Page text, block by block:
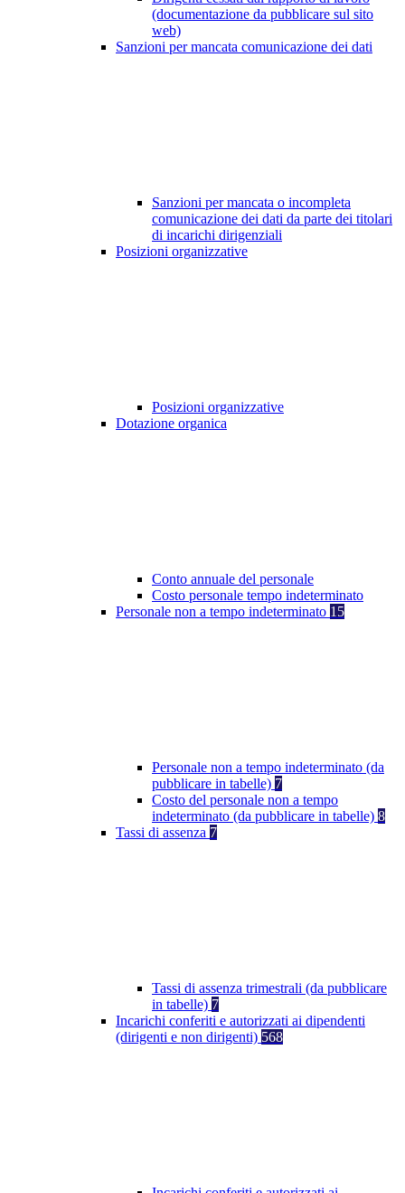
(documentazione da pubblicare sul sito
web)
Sanzioni per mancata comunicazione dei dati
Sanzioni per mancata o incompleta
comunicazione dei dati da parte dei titolari
di incarichi dirigenziali
Posizioni organizzative
Posizioni organizzative
Dotazione organica
Conto annuale del personale
Costo personale tempo indeterminato
Personale non a tempo indeterminato 15
Personale non a tempo indeterminato (da
pubblicare in tabelle) 7
Costo del personale non a tempo
indeterminato (da pubblicare in tabelle) 8
Tassi di assenza 7
Tassi di assenza trimestrali (da pubblicare
in tabelle) 7
Incarichi conferiti e autorizzati ai dipendenti
(dirigenti e non dirigenti) 568